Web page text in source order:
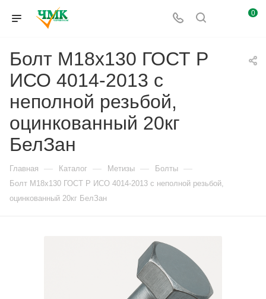
0
Болт М18x130 ГОСТ Р
ИСО 4014-2013 с
неполной резьбой,
оцинкованный 20кг
БелЗан
Главная — Каталог — Метизы — Болты —
Болт М18x130 ГОСТ Р ИСО 4014-2013 с неполной резьбой,
оцинкованный 20кг БелЗан